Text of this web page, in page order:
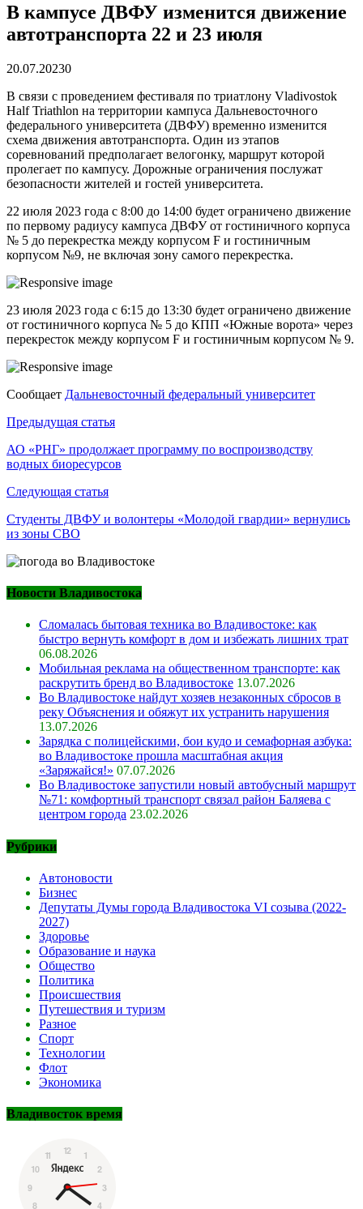
В кампусе ДВФУ изменится движение
автотранспорта 22 и 23 июля
20.07.20230
В связи с проведением фестиваля по триатлону Vladivostok
Half Triathlon на территории кампуса Дальневосточного
федерального университета (ДВФУ) временно изменится
схема движения автотранспорта. Один из этапов
соревнований предполагает велогонку, маршрут которой
пролегает по кампусу. Дорожные ограничения послужат
безопасности жителей и гостей университета.
22 июля 2023 года с 8:00 до 14:00 будет ограничено движение
по первому радиусу кампуса ДВФУ от гостиничного корпуса
№ 5 до перекрестка между корпусом F и гостиничным
корпусом №9, не включая зону самого перекрестка.
23 июля 2023 года с 6:15 до 13:30 будет ограничено движение
от гостиничного корпуса № 5 до КПП «Южные ворота» через
перекресток между корпусом F и гостиничным корпусом № 9.
Сообщает Дальневосточный федеральный университет
Навигация
по
записям
Предыдущая статья
АО «РНГ» продолжает программу по воспроизводству
водных биоресурсов
Следующая статья
Студенты ДВФУ и волонтеры «Молодой гвардии» вернулись
из зоны СВО
Новости Владивостока
Сломалась бытовая техника во Владивостоке: как
быстро вернуть комфорт в дом и избежать лишних трат
06.08.2026
Мобильная реклама на общественном транспорте: как
раскрутить бренд во Владивостоке 13.07.2026
Во Владивостоке найдут хозяев незаконных сбросов в
реку Объяснения и обяжут их устранить нарушения
13.07.2026
Зарядка с полицейскими, бои кудо и семафорная азбука:
во Владивостоке прошла масштабная акция
«Заряжайся!» 07.07.2026
Во Владивостоке запустили новый автобусный маршрут
№71: комфортный транспорт связал район Баляева с
центром города 23.02.2026
Рубрики
Автоновости
Бизнес
Депутаты Думы города Владивостока VI созыва (2022-
2027)
Здоровье
Образование и наука
Общество
Политика
Происшествия
Путешествия и туризм
Разное
Спорт
Технологии
Флот
Экономика
Владивосток время